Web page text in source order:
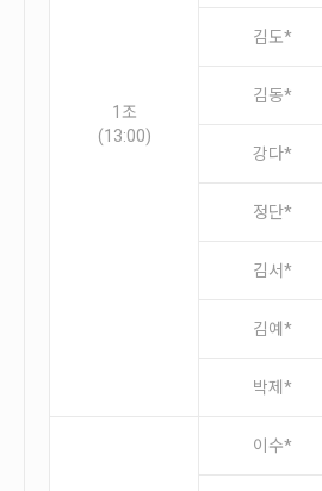
1조
(13:00)
김도*
김동*
강다*
정단*
김서*
김예*
박제*
이수*